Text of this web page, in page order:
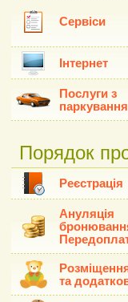
Сервіси
Інтернет
Послуги з
паркування
Порядок
Реєстрація
Ануляція
та